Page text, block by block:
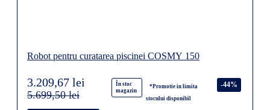
Robot pentru curatarea piscinei COSMY 150
În stoc
magazin
*Promotie in limita
stocului disponibil
-44%
3.209,67 lei
5.699,50 lei